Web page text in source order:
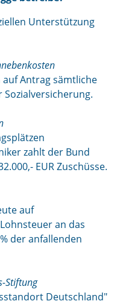
Unterstützung
Antrag sämtliche
zahlt der Bund
EUR Zuschüsse.
auf
an das
der anfallenden
Stiftung
Deutschland"